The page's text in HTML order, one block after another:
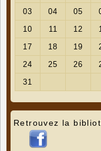
Retrouvez la